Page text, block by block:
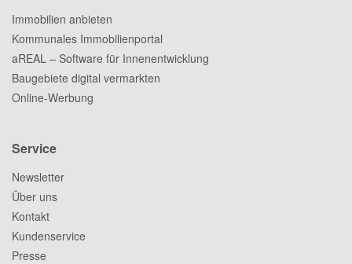
Immobilien anbieten
Kommunales Immobilienportal
aREAL – Software für Innenentwicklung
Baugebiete digital vermarkten
Online-Werbung
Service
Newsletter
Über uns
Kontakt
Kundenservice
Presse